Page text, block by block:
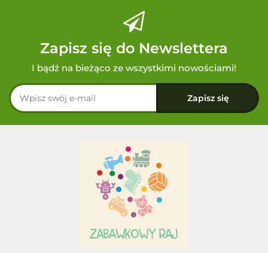
Zapisz się do Newslettera
I bądź na bieżąco ze wszystkimi nowościami!